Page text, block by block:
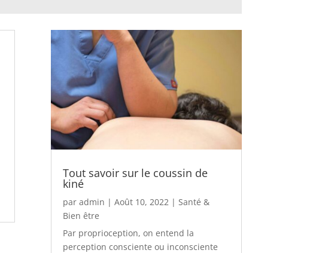
Tout savoir sur le coussin de
kiné
par admin | Août 10, 2022 | Santé &
Bien être
Par proprioception, on entend la
perception consciente ou inconsciente